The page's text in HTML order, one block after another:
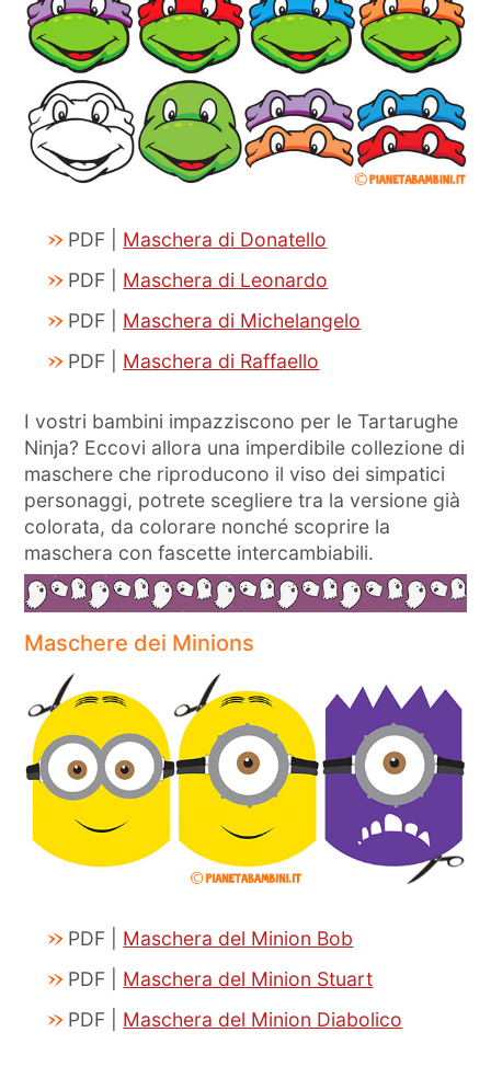
PDF | Maschera di Donatello
PDF | Maschera di Leonardo
PDF | Maschera di Michelangelo
PDF | Maschera di Raffaello
I vostri bambini impazziscono per le Tartarughe
Ninja? Eccovi allora una imperdibile collezione di
maschere che riproducono il viso dei simpatici
personaggi, potrete scegliere tra la versione già
colorata, da colorare nonché scoprire la
maschera con fascette intercambiabili.
Maschere dei Minions
PDF | Maschera del Minion Bob
PDF | Maschera del Minion Stuart
PDF | Maschera del Minion Diabolico